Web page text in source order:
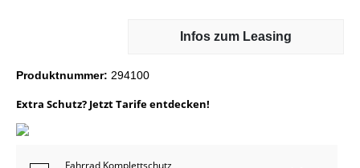
Infos zum Leasing
Produktnummer: 294100
Extra Schutz? Jetzt Tarife entdecken!
Fahrrad Komplettschutz